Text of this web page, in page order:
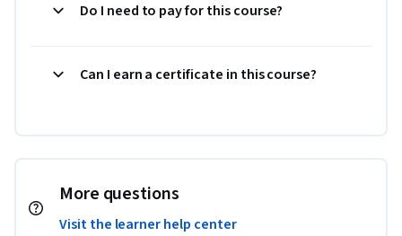
Do I need to pay for this course?
Can I earn a certificate in this course?
More questions
Visit the learner help center